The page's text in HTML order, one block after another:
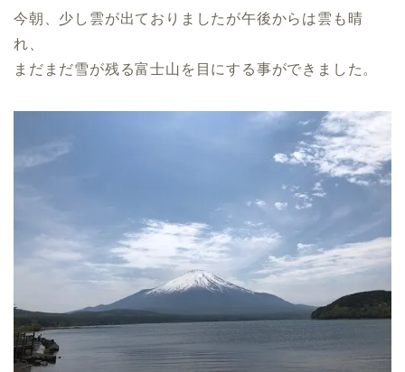
今朝、少し雲が出ておりましたが午後からは雲も晴
れ、
まだまだ雪が残る富士山を目にする事ができました。